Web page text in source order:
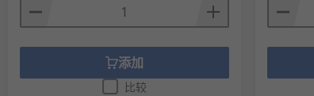
添加
比较